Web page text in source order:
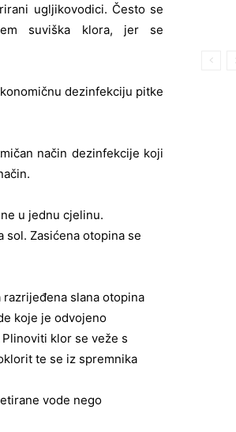
ugljikovodici. Često se
suviška klora, jer se
dezinfekciju pitke
način dezinfekcije koji
u jednu cjelinu.
Zasićena otopina se
slana otopina
koje je odvojeno
klor se veže s
te se iz spremnika
vode nego